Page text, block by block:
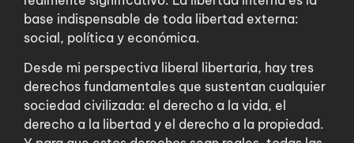
base indispensable de toda libertad externa:
social, política y económica.
Desde mi perspectiva liberal libertaria, hay tres
derechos fundamentales que sustentan cualquier
sociedad civilizada: el derecho a la vida, el
derecho a la libertad y el derecho a la propiedad.